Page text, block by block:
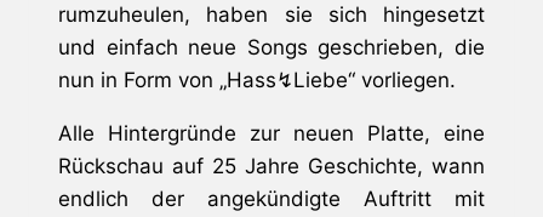
rumzuheulen, haben sie sich hingesetzt
und einfach neue Songs geschrieben, die
nun in Form von „Hass↯Liebe“ vorliegen.
Alle Hintergründe zur neuen Platte, eine
Rückschau auf 25 Jahre Geschichte, wann
endlich der angekündigte Auftritt mit